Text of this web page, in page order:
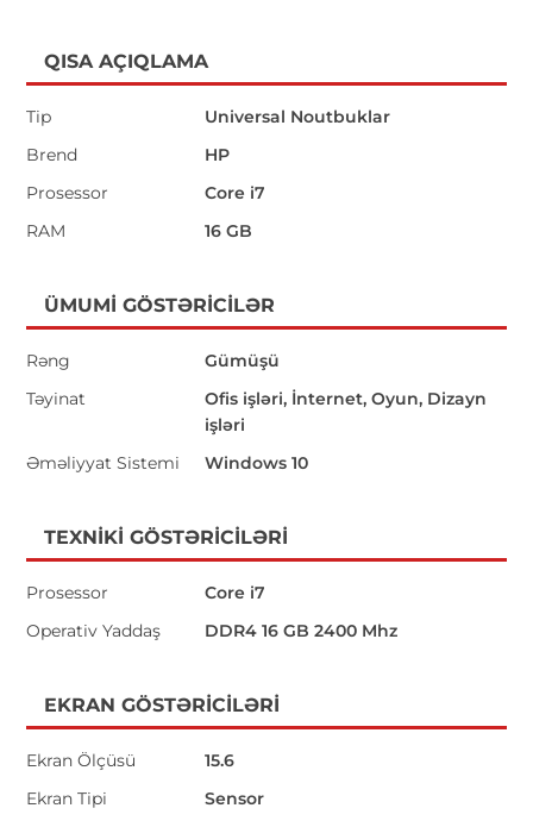
QISA AÇIQLAMA
Tip
Universal Noutbuklar
Brend
HP
Prosessor
Core i7
RAM
16 GB
ÜMUMI GÖSTƏRICILƏR
Rəng
Gümüşü
Təyinat
Ofis işləri, İnternet, Oyun, Dizayn
işləri
Əməliyyat Sistemi
Windows 10
TEXNIKI GÖSTƏRICILƏRI
Prosessor
Core i7
Operativ Yaddaş
DDR4 16 GB 2400 Mhz
EKRAN GÖSTƏRICILƏRI
Ekran Ölçüsü
15.6
Ekran Tipi
Sensor